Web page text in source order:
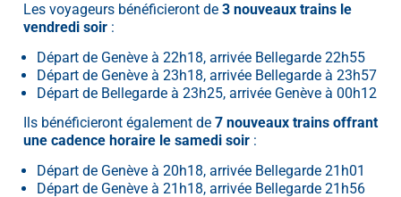
Les voyageurs bénéficieront de 3 nouveaux trains le
vendredi soir :
Départ de Genève à 22h18, arrivée Bellegarde 22h55
Départ de Genève à 23h18, arrivée Bellegarde à 23h57
Départ de Bellegarde à 23h25, arrivée Genève à 00h12
Ils bénéficieront également de 7 nouveaux trains offrant
une cadence horaire le samedi soir :
Départ de Genève à 20h18, arrivée Bellegarde 21h01
Départ de Genève à 21h18, arrivée Bellegarde 21h56